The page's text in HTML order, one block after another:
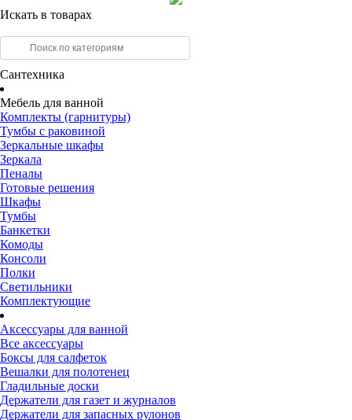
Искать в товарах
Сантехника
Мебель для ванной
Комплекты (гарнитуры)
Тумбы с раковиной
Зеркальные шкафы
Зеркала
Пеналы
Готовые решения
Шкафы
Тумбы
Банкетки
Комоды
Консоли
Полки
Светильники
Комплектующие
Аксессуары для ванной
Все аксессуары
Боксы для салфеток
Вешалки для полотенец
Гладильные доски
Держатели для газет и журналов
Держатели для запасных рулонов